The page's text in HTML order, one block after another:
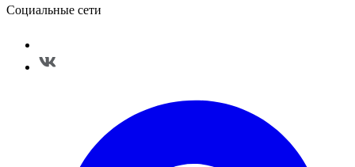
Социальные сети